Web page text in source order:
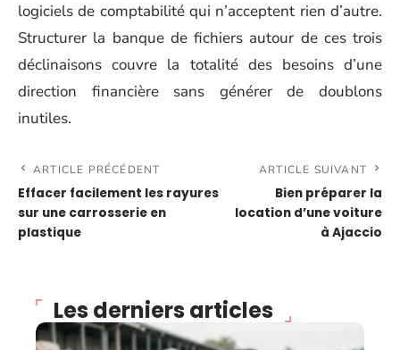
logiciels de comptabilité qui n’acceptent rien d’autre.
Structurer la banque de fichiers autour de ces trois
déclinaisons couvre la totalité des besoins d’une
direction financière sans générer de doublons
inutiles.
ARTICLE PRÉCÉDENT
Effacer facilement les rayures
sur une carrosserie en
plastique
ARTICLE SUIVANT
Bien préparer la
location d’une voiture
à Ajaccio
Les derniers articles